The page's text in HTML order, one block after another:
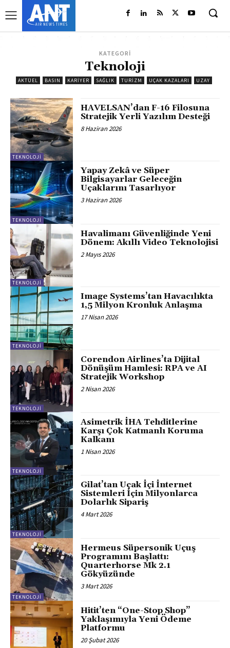
KATEGORİ
Teknoloji
AKTÜEL BASIN KARIYER SAĞLIK TURIZM UÇAK KAZALARI UZAY
TEKNOLOJI
HAVELSAN’dan F-16 Filosuna
Stratejik Yerli Yazılım Desteği
8 Haziran 2026
TEKNOLOJI
Yapay Zekâ ve Süper
Bilgisayarlar Geleceğin
Uçaklarını Tasarlıyor
3 Haziran 2026
TEKNOLOJI
Havalimanı Güvenliğinde Yeni
Dönem: Akıllı Video Teknolojisi
2 Mayıs 2026
TEKNOLOJI
Image Systems’tan Havacılıkta
1,5 Milyon Kronluk Anlaşma
17 Nisan 2026
TEKNOLOJI
Corendon Airlines’ta Dijital
Dönüşüm Hamlesi: RPA ve AI
Stratejik Workshop
2 Nisan 2026
TEKNOLOJI
Asimetrik İHA Tehditlerine
Karşı Çok Katmanlı Koruma
Kalkanı
1 Nisan 2026
TEKNOLOJI
Gilat’tan Uçak İçi İnternet
Sistemleri İçin Milyonlarca
Dolarlık Sipariş
4 Mart 2026
TEKNOLOJI
Hermeus Süpersonik Uçuş
Programını Başlattı:
Quarterhorse Mk 2.1
Gökyüzünde
3 Mart 2026
Hitit’ten “One-Stop Shop”
Yaklaşımıyla Yeni Ödeme
Platformu
20 Şubat 2026